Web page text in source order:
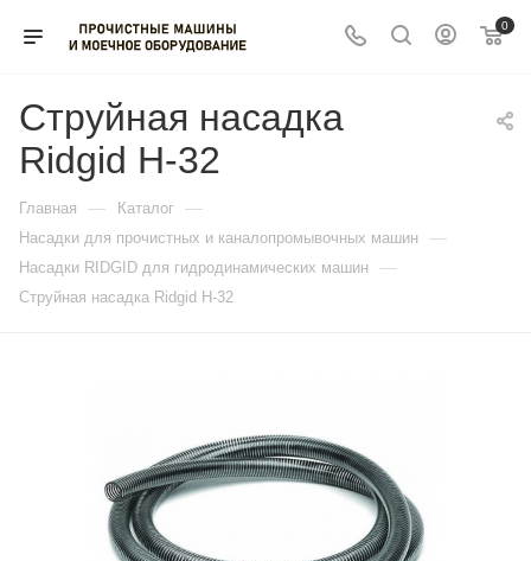
0
Струйная насадка
Ridgid H-32
Главная — Каталог —
Насадки для прочистных и каналопромывочных машин —
Насадки RIDGID для гидродинамических машин —
Струйная насадка Ridgid H-32